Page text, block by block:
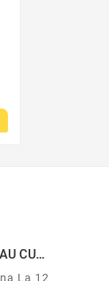
CU
La 12